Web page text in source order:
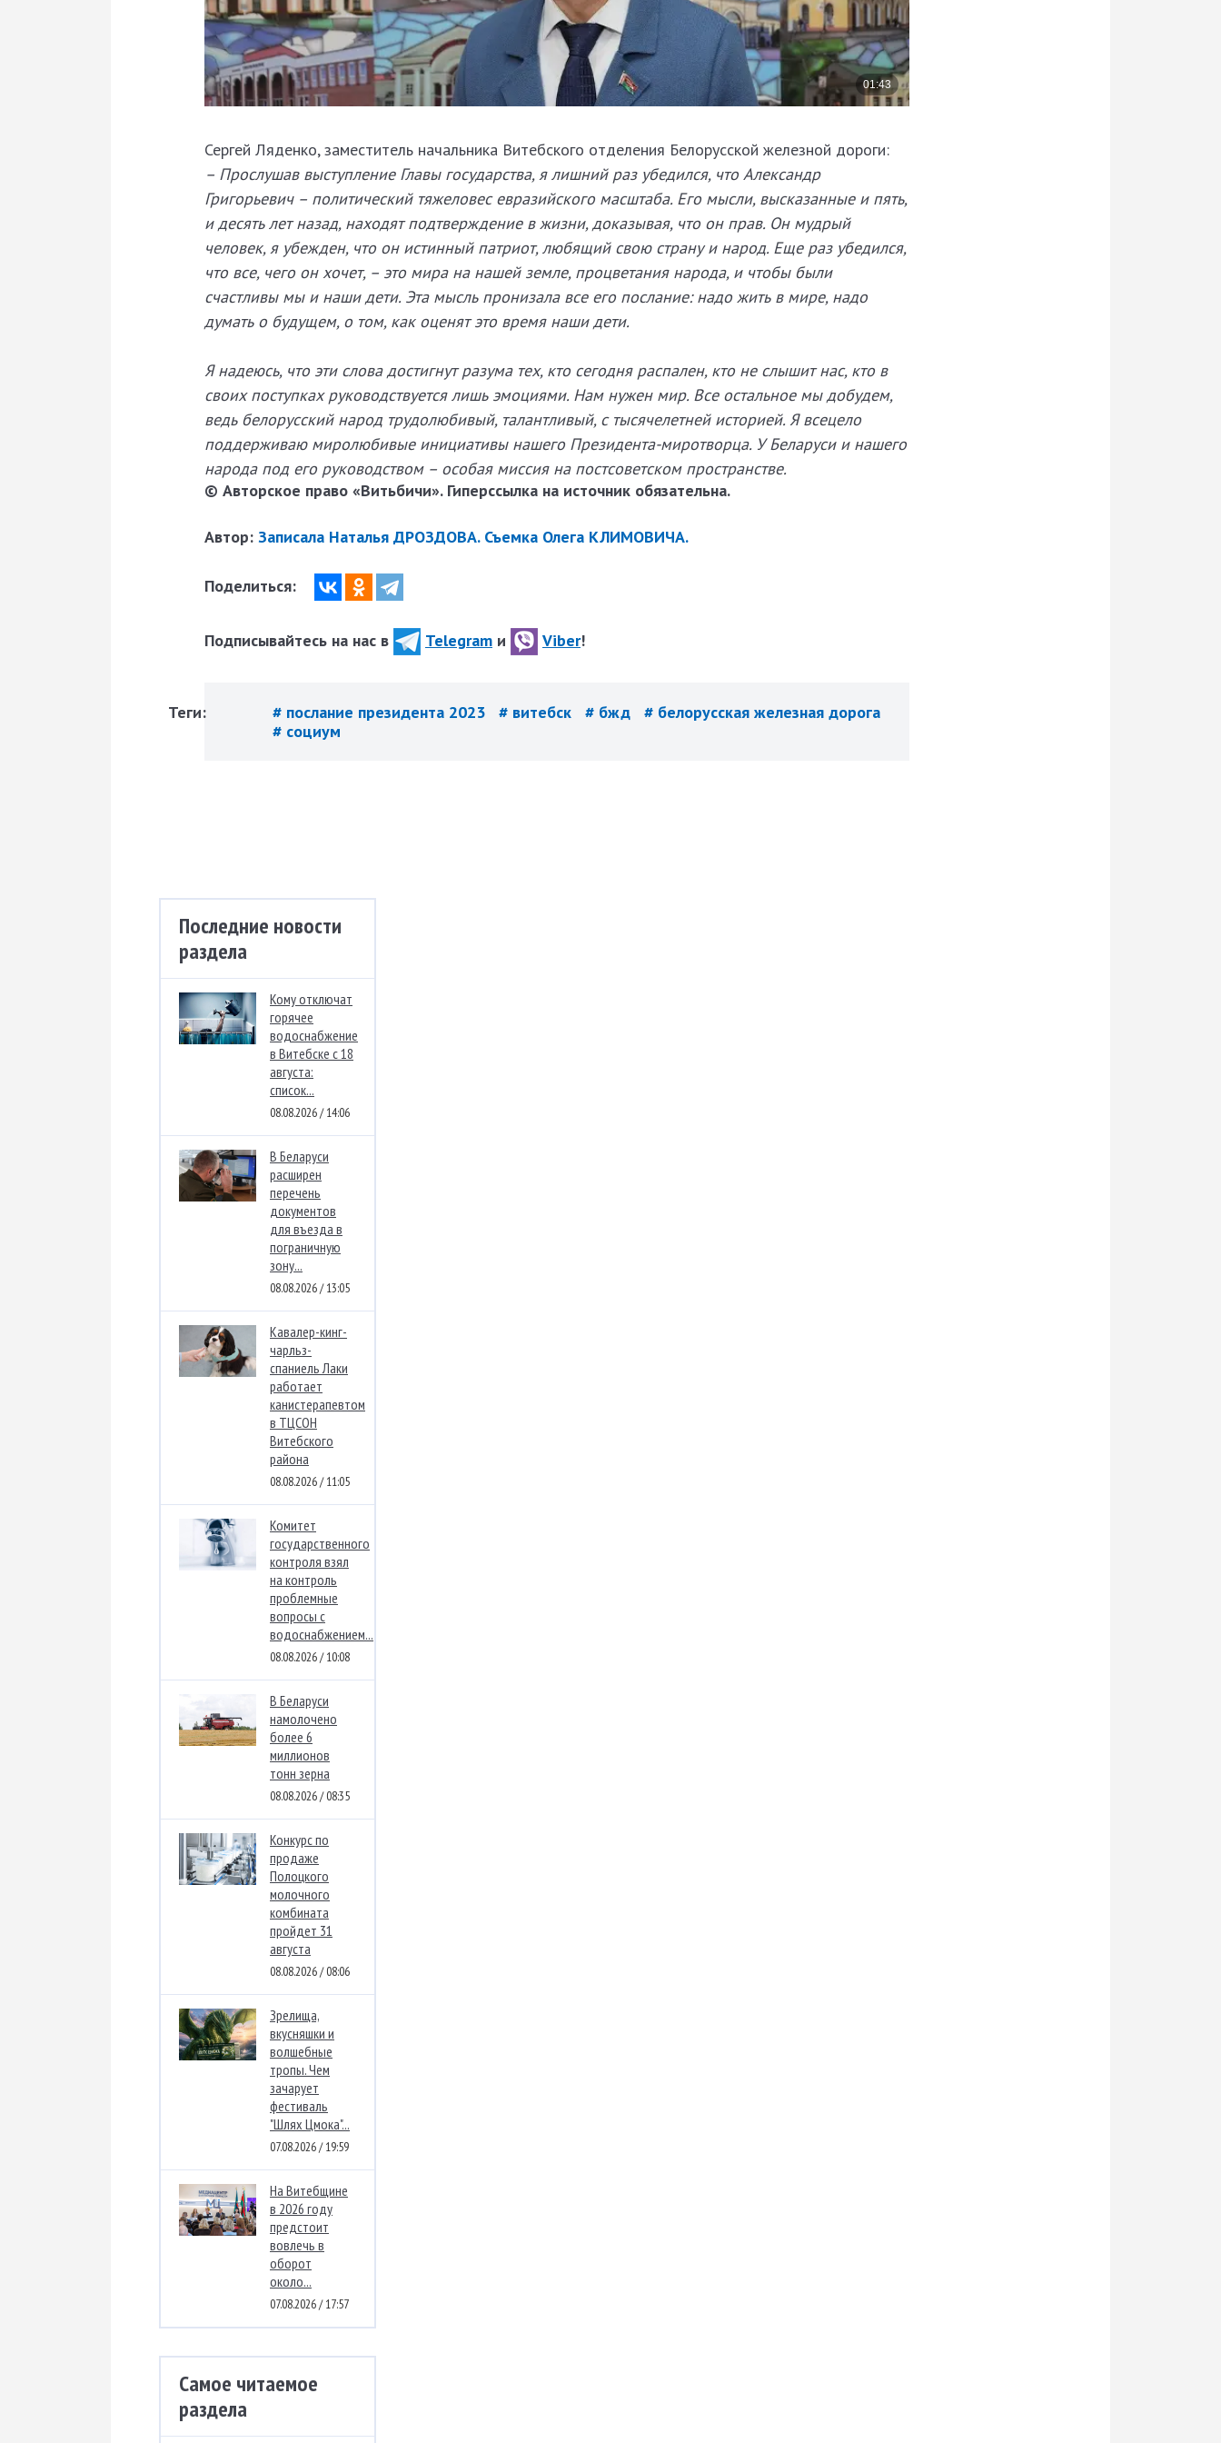
Сергей Ляденко, заместитель начальника Витебского отделения Белорусской железной дороги:
– Прослушав выступление Главы государства, я лишний раз убедился, что Александр
Григорьевич – политический тяжеловес евразийского масштаба. Его мысли, высказанные и пять,
и десять лет назад, находят подтверждение в жизни, доказывая, что он прав. Он мудрый
человек, я убежден, что он истинный патриот, любящий свою страну и народ. Еще раз убедился,
что все, чего он хочет, – это мира на нашей земле, процветания народа, и чтобы были
счастливы мы и наши дети. Эта мысль пронизала все его послание: надо жить в мире, надо
думать о будущем, о том, как оценят это время наши дети.
Я надеюсь, что эти слова достигнут разума тех, кто сегодня распален, кто не слышит нас, кто в
своих поступках руководствуется лишь эмоциями. Нам нужен мир. Все остальное мы добудем,
ведь белорусский народ трудолюбивый, талантливый, с тысячелетней историей. Я всецело
поддерживаю миролюбивые инициативы нашего Президента-миротворца. У Беларуси и нашего
народа под его руководством – особая миссия на постсоветском пространстве.
© Авторское право «Витьбичи». Гиперссылка на источник обязательна.
Автор: Записала Наталья ДРОЗДОВА. Съемка Олега КЛИМОВИЧА.
Поделиться:
Подписывайтесь на нас в Telegram и Viber!
Теги: # послание президента 2023 # витебск # бжд
# белорусская железная дорога
# социум
Последние новости
раздела
Кому отключат
горячее
водоснабжение
в Витебске с 18
августа:
список...
08.08.2026 / 14:06
В Беларуси
расширен
перечень
документов
для въезда в
пограничную
зону...
08.08.2026 / 13:05
Кавалер-кинг-
чарльз-
спаниель Лаки
работает
канистерапевтом
в ТЦСОН
Витебского
района
08.08.2026 / 11:05
Комитет
государственного
контроля взял
на контроль
проблемные
вопросы с
водоснабжением...
08.08.2026 / 10:08
В Беларуси
намолочено
более 6
миллионов
тонн зерна
08.08.2026 / 08:35
Конкурс по
продаже
Полоцкого
молочного
комбината
пройдет 31
августа
08.08.2026 / 08:06
Зрелища,
вкусняшки и
волшебные
тропы. Чем
зачарует
фестиваль
"Шлях Цмока"...
07.08.2026 / 19:59
На Витебщине
в 2026 году
предстоит
вовлечь в
оборот
около...
07.08.2026 / 17:57
Самое читаемое
раздела